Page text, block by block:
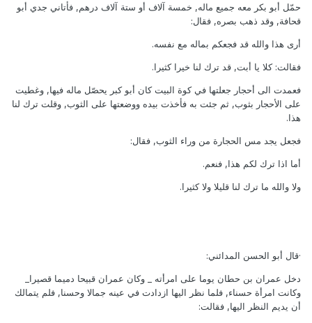
حمّل أبو بكر معه جميع ماله, خمسة آلاف أو ستة آلاف درهم, فأتاني جدي أبو
قحافة, وقد ذهب بصره, فقال:
أرى هذا والله قد فجعكم بماله مع نفسه.
فقالت: كلا يا أبت, قد ترك لنا خيرا كثيرا.
فعمدت الى أحجار جعلتها في كوة البيت كان أبو كبر يحصّل ماله فيها, وغطيت
على الأحجار بثوب, ثم جئت به فأخذت بيده ووضعتها على الثوب, وقلت ترك لنا
هذا.
فجعل يجد مس الحجارة من وراء الثوب, فقال:
أما اذا ترك لكم هذا, فنعم.
ولا والله ما ترك لنا قليلا ولا كثيرا.
·قال أبو الحسن المدائني:
دخل عمران بن حطان يوما على امرأته _ وكان عمران قبيحا دميما قصيرا_
وكانت امرأة حسناء, فلما نظر اليها ازدادت في عينه جمالا وحسنا, فلم يتمالك
أن يديم النظر اليها, فقالت: